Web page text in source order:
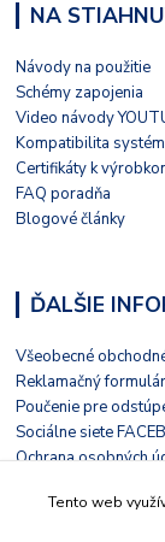
NA
Návody na použitie
Schémy zapojenia
Video návody
Kompatibilita
Certifikáty k
FAQ poradňa
Blogové články
ĎALŠIE
Všeobecné
Reklamačný formulár
Poučenie pre
Sociálne siete
Ochrana osobných
Kontaktný formulár
Tento web